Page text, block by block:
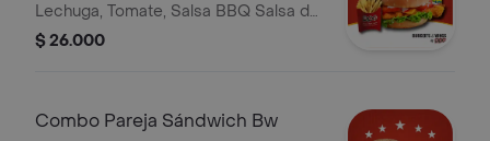
Lechuga, Tomate, Salsa BBQ Salsa de
la Casa, Papa Francesa, Bebida
$ 26.000
Combo Pareja Sándwich Bw